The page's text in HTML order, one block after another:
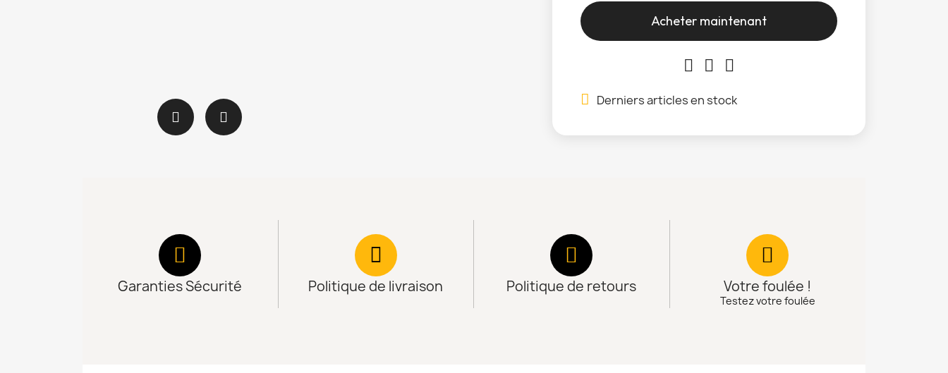
Acheter maintenant
Derniers articles en stock
Garanties Sécurité Politique de livraison Politique de retours Votre foulée !
Testez votre foulée